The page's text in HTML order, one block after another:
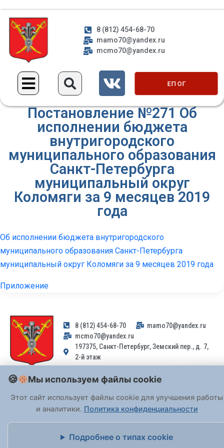
8 (812) 454-68-70
mamo70@yandex.ru
mcmo70@yandex.ru
ЕП ОГ
Постановление №271 Об
исполнении бюджета
внутригородского
муниципального образования
Санкт-Петербурга
муниципальный округ
Коломяги за 9 месяцев 2019
года
Об исполнении бюджета внутригородского
муниципального образования Санкт-Петербурга
муниципальный округ Коломяги за 9 месяцев 2019 года
Приложение
8 (812) 454-68-70
mamo70@yandex.ru
mcmo70@yandex.ru
197375, Санкт-Петербург, Земский пер., д. 7,
2-й этаж
Заявления и обращения граждан и организаций, поступившие на
Федерального закона от 02.05.2006 № 59-ФЗ
. Обращения
принимаются только: по почте, черезпортал «Госуслуги» (ЕПГУ)
или лично при предъявлении паспорта.
Мы используем файлы cookie
Этот сайт использует файлы cookie для улучшения работы
и аналитики. Политика конфиденциальности
Подробнее о типах cookie